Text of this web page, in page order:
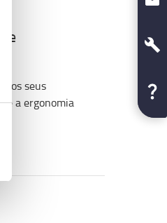
dos seus
e a ergonomia